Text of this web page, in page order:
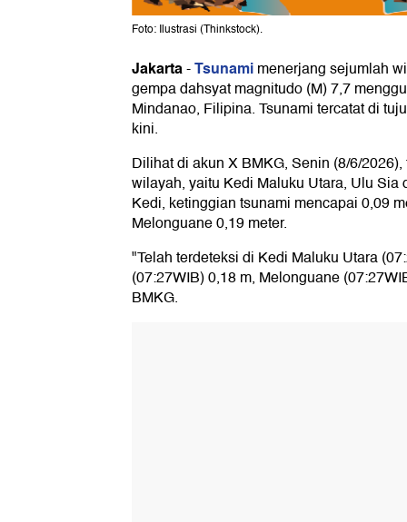
Foto: Ilustrasi (Thinkstock).
Jakarta-Tsunamimenerjang sejumlah
gempa dahsyat magnitudo (M) 7,7
Mindanao, Filipina. Tsunami tercatat di
kini.
Dilihat di akun X BMKG, Senin (8/6/
wilayah, yaitu Kedi Maluku Utara, Ulu Sia
Kedi, ketinggian tsunami mencapai 0,09
Melonguane 0,19 meter.
"Telah terdeteksi di Kedi Maluku Utara
(07:27WIB) 0,18 m, Melonguane
BMKG.